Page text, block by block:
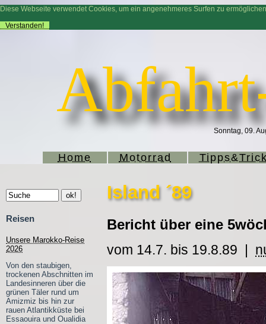
Diese Webseite verwendet Cookies, um ein angenehmeres Surfen zu
Verstanden!
Sonntag, 09.
Home Motorrad
Reisen
Unsere Marokko-Reise
2026
Von den staubigen,
trockenen Abschnitten im
Landesinneren über die
grünen Täler rund um
Amizmiz bis hin zur
rauen Atlantikküste bei
Essaouira und Oualidia
Island ´89
Bericht über eine
vom 14.7. bis 19.8.89 |